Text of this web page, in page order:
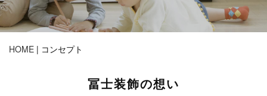
HOME | コンセプト
冨士装飾の想い